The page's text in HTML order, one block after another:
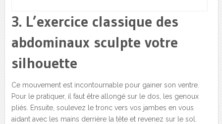
3. L’exercice classique des
abdominaux sculpte votre
silhouette
Ce mouvement est incontournable pour gainer son ventre.
Pour le pratiquer, il faut être allongé sur le dos, les genoux
pliés. Ensuite, soulevez le tronc vers vos jambes en vous
aidant avec les mains derrière la tête et revenez sur le sol.